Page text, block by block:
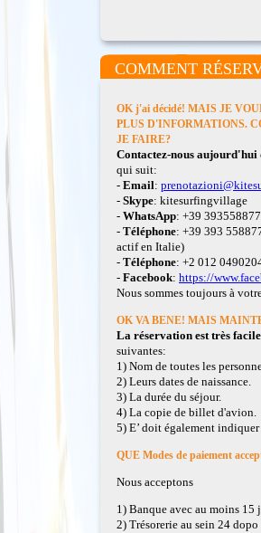
COMMENT
OK j'ai décidé! MAIS JE
PLUS D'INFORMATIONS.
JE FAIRE?
Contactez-nous aujourd'hui
qui suit:
- Email:
- Skype: kitesurfingvillage
- WhatsApp: +39
- Téléphone: +39 393
actif en Italie)
- Téléphone: +2 012
- Facebook: https://
Nous sommes toujours à
OK VA BENE! MAIS
La réservation est très facile
suivantes:
1) Nom de toutes les
2) Leurs dates de naissance.
3) La durée du séjour.
4) La copie de billet d'avion.
5) E’ doit également
QUE Modes de paiement
Nous acceptons
1) Banque avec au moins 15
2) Trésorerie au sein 24 dopo